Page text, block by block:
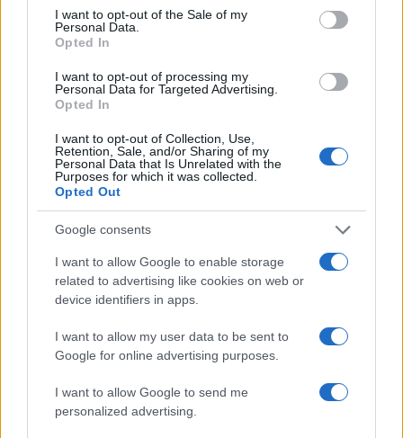
consent section.
I want to opt-out of the Sale of my
Personal Data.
Opted In
I want to opt-out of processing my
Personal Data for Targeted Advertising.
Opted In
I want to opt-out of Collection, Use,
Retention, Sale, and/or Sharing of my
Personal Data that Is Unrelated with the
Purposes for which it was collected.
Opted Out
Google consents
I want to allow Google to enable storage
related to advertising like cookies on web or
device identifiers in apps.
I want to allow my user data to be sent to
Google for online advertising purposes.
I want to allow Google to send me
personalized advertising.
mini-collezione di arredi dopo un allestimento
al Teatro Romano: oggi produce contenuti di
stile per spazi domestici. In redazione
favorisce estetiche minimaliste e porta
sempre una campionatura di tessuti che
testimonia scelte cromatiche personali e